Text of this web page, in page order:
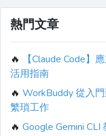
熱門文章
🔥
【Claude Code】
活用指南
🔥 WorkBuddy 從入
繁瑣工作
🔥 Google Gemini CLI